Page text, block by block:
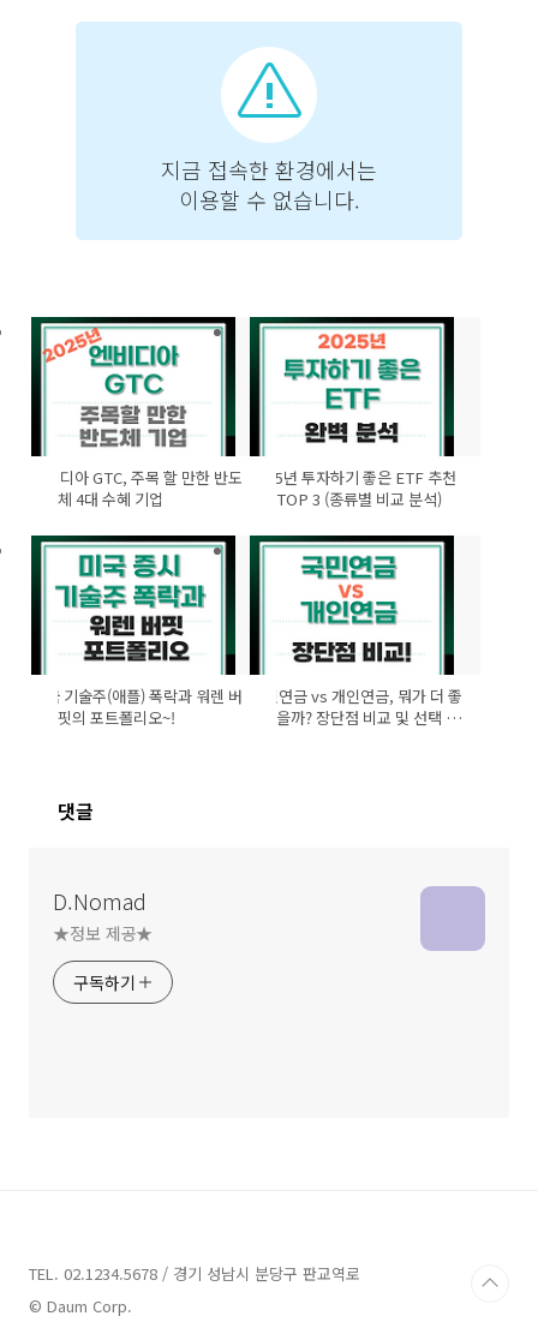
엔비디아 GTC, 주목 할 만한 반도
체 4대 수혜 기업
2025년 투자하기 좋은 ETF 추천
TOP 3 (종류별 비교 분석)
미국 기술주(애플) 폭락과 워렌 버
핏의 포트폴리오~!
국민연금 vs 개인연금, 뭐가 더 좋
을까? 장단점 비교 및 선택 가
댓글
D.Nomad
★정보 제공★
구독하기
TEL. 02.1234.5678 / 경기 성남시 분당구 판교역로
© Daum Corp.